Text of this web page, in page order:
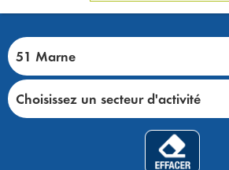
51 Marne
Choisissez un secteur d'activité